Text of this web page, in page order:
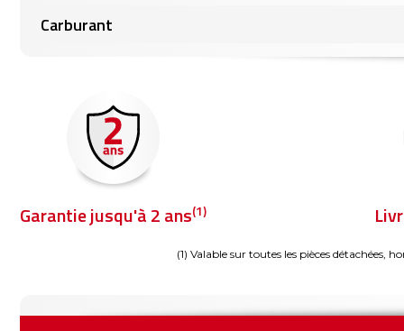
Carburant
Garantie jusqu'à 2 ans(1)
(1) Valable sur toutes les pièces détachées,